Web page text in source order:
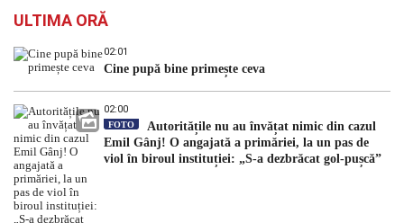
ULTIMA ORĂ
02:01
Cine pupă bine primește ceva
02:00
FOTO
Autoritățile nu au învățat nimic din cazul
Emil Gânj! O angajată a primăriei, la un pas de
viol în biroul instituției: „S-a dezbrăcat gol-pușcă”